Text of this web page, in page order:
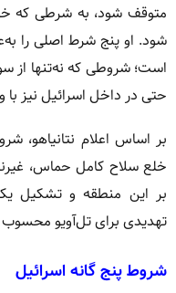
متوقف شود، به شرطی که
شود. او پنج شرط اصلی را
است؛ شروطی که نه‌تنها از
حتی در داخل اسرائیل نیز
بر اساس اعلام نتانیاهو،
خلع سلاح کامل حماس،
بر این منطقه و تشکیل
تهدیدی برای تل‌آویو
شروط پنج‌ گانه اسرائیل